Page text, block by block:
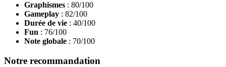
Graphismes : 80/100
Gameplay : 82/100
Durée de vie : 40/100
Fun : 76/100
Note globale : 70/100
Notre recommandation